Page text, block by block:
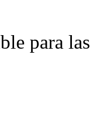
para